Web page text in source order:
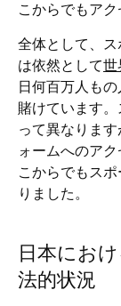
こからでもアク
全体として、
は依然として世
日何百万人も
賭けています
って異なりま
ォームへのア
こからでもス
りました。
日本にお
法的状況